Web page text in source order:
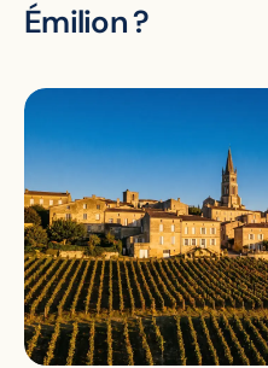
Émilion ?